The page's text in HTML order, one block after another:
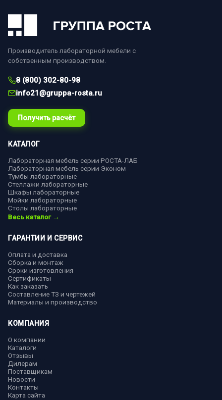
Производитель лабораторной мебели с
собственным производством.
8 (800) 302-80-98
info21@gruppa-rosta.ru
Получить расчёт
КАТАЛОГ
Лабораторная мебель серии РОСТА-ЛАБ
Лабораторная мебель серии Эконом
Тумбы лабораторные
Стеллажи лабораторные
Шкафы лабораторные
Мойки лабораторные
Столы лабораторные
Весь каталог →
ГАРАНТИИ И СЕРВИС
Оплата и доставка
Сборка и монтаж
Сроки изготовления
Сертификаты
Как заказать
Составление ТЗ и чертежей
Материалы и производство
КОМПАНИЯ
О компании
Каталоги
Отзывы
Дилерам
Поставщикам
Новости
Контакты
Карта сайта